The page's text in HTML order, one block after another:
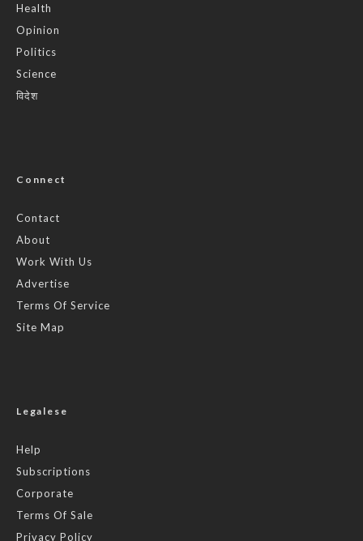
Health
Opinion
Politics
Science
विदेश
Connect
Contact
About
Work With Us
Advertise
Terms Of Service
Site Map
Legalese
Help
Subscriptions
Corporate
Terms Of Sale
Privacy Policy